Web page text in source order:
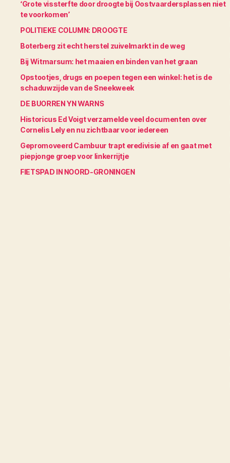
‘Grote vissterfte door droogte bij Oostvaardersplassen niet
te voorkomen’
POLITIEKE COLUMN: DROOGTE
Boterberg zit echt herstel zuivelmarkt in de weg
Bij Witmarsum: het maaien en binden van het graan
Opstootjes, drugs en poepen tegen een winkel: het is de
schaduwzijde van de Sneekweek
DE BUORREN YN WARNS
Historicus Ed Voigt verzamelde veel documenten over
Cornelis Lely en nu zichtbaar voor iedereen
Gepromoveerd Cambuur trapt eredivisie af en gaat met
piepjonge groep voor linkerrijtje
FIETSPAD IN NOORD-GRONINGEN